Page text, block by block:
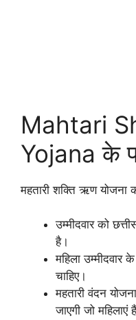
Mahtari
Yojana के
महतारी शक्ति ऋण योजना
उम्मीदवार को
है।
महिला उम्मीदवार
चाहिए।
महतारी वंदन
जाएगी जो महिलाएं